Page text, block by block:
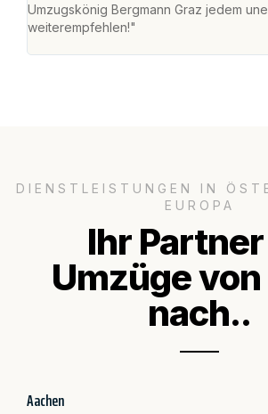
Umzugskönig Bergmann Graz jedem
weiterempfehlen!"
DIENSTLEISTUNGEN IN
EUROPA
Ihr
Umzüge von
nach..
Aachen